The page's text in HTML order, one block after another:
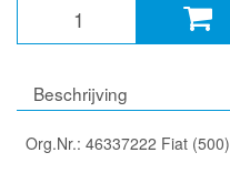
Beschrijving
Org.Nr.: 46337222 Fiat (500)